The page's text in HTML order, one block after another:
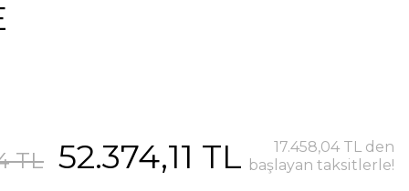
TL 52.374,11 TL
17.458,04 TL den
başlayan taksitlerle!